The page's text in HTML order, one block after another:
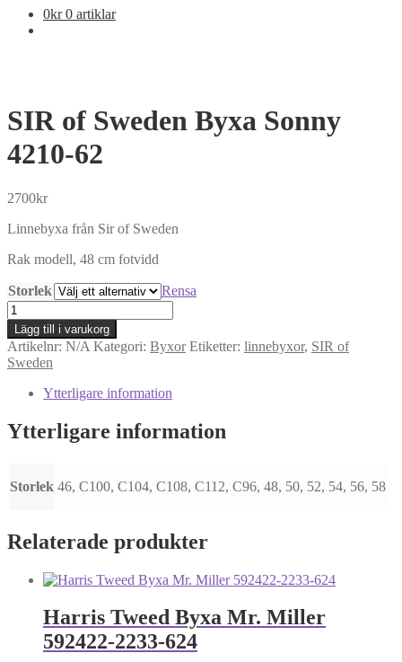
0kr 0 artiklar
SIR of Sweden Byxa Sonny
4210-62
2700kr
Linnebyxa från Sir of Sweden
Rak modell, 48 cm fotvidd
Storlek
Rensa
SIR
of
Sweden
Byxa
Sonny
4210-
mängd
Lägg till i varukorg
Artikelnr: N/A Kategori: Byxor Etiketter: linnebyxor, SIR of
Sweden
Ytterligare information
Ytterligare information
Storlek 46, C100, C104, C108, C112, C96, 48, 50, 52, 54, 56, 58
Relaterade produkter
Harris Tweed Byxa Mr. Miller
592422-2233-624